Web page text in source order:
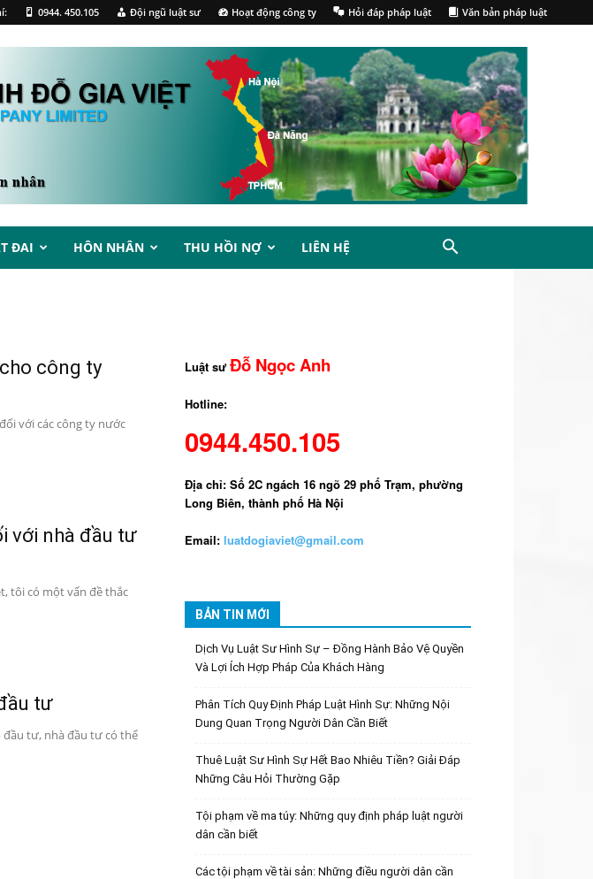
0944. 450.105 Đội ngũ luật sư Hoạt động công ty Hỏi đáp pháp luật Văn bản pháp luật
ĐAI HÔN NHÂN THU HỒI NỢ LIÊN HỆ
công ty
với các công ty nước
với nhà đầu tư
tôi có một vấn đề thắc
tư
đầu tư, nhà đầu tư có thể
Luật sưĐỗ Ngọc Anh
Hotline:
0944.450.105
Địa chỉ: Số 2C ngách 16 ngõ 29 phố Trạm, phường
Long Biên, thành phố Hà Nội
Email: luatdogiaviet@gmail.com
BẢN TIN MỚI
Dịch Vụ Luật Sư Hình Sự – Đồng Hành Bảo Vệ Quyền
Và Lợi Ích Hợp Pháp Của Khách Hàng
Phân Tích Quy Định Pháp Luật Hình Sự: Những Nội
Dung Quan Trọng Người Dân Cần Biết
Thuê Luật Sư Hình Sự Hết Bao Nhiêu Tiền? Giải Đáp
Những Câu Hỏi Thường Gặp
Tội phạm về ma túy: Những quy định pháp luật người
dân cần biết
Các tội phạm về tài sản: Những điều người dân cần